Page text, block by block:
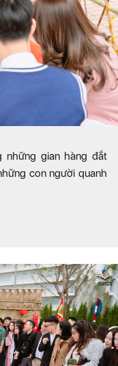
những gian hàng đắt
con người quanh